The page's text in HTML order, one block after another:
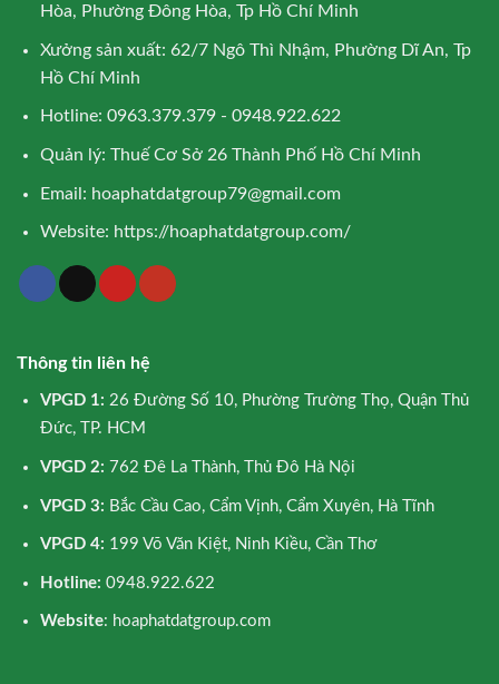
Hòa, Phường Đông Hòa, Tp Hồ Chí Minh
Xưởng sản xuất: 62/7 Ngô Thì Nhậm, Phường Dĩ An, Tp
Hồ Chí Minh
Hotline: 0963.379.379 - 0948.922.622
Quản lý: Thuế Cơ Sở 26 Thành Phố Hồ Chí Minh
Email: hoaphatdatgroup79@gmail.com
Website: https://hoaphatdatgroup.com/
Thông tin liên hệ
VPGD 1: 26 Đường Số 10, Phường Trường Thọ, Quận Thủ
Đức, TP. HCM
VPGD 2: 762 Đê La Thành, Thủ Đô Hà Nội
VPGD 3: Bắc Cầu Cao, Cẩm Vịnh, Cẩm Xuyên, Hà Tĩnh
VPGD 4: 199 Võ Văn Kiệt, Ninh Kiều, Cần Thơ
Hotline: 0948.922.622
Website: hoaphatdatgroup.com